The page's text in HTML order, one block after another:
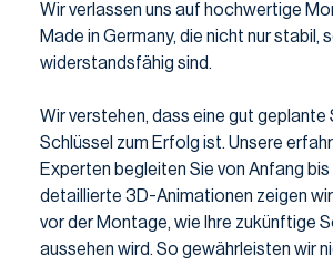
Wir verlassen uns auf hochwertige
Made in Germany, die nicht nur stabil,
widerstandsfähig sind.
Wir verstehen, dass eine gut geplante
Schlüssel zum Erfolg ist. Unsere
Experten begleiten Sie von Anfang bis
detaillierte 3D-Animationen zeigen
vor der Montage, wie Ihre zukünftige
aussehen wird. So gewährleisten wir